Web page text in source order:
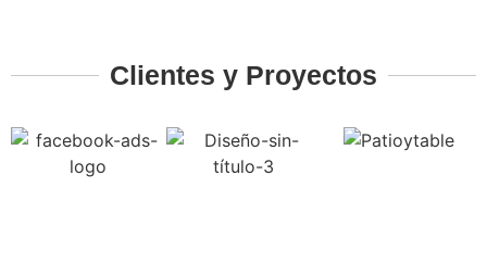
Clientes y Proyectos